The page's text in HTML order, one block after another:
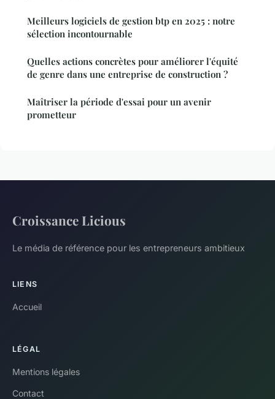
Meilleurs logiciels de gestion btp en 2025 : notre
sélection incontournable
Quelles actions concrètes pour améliorer l'équité
de genre dans une entreprise de construction ?
Maîtriser la période d'essai pour un avenir
prometteur
Croissance Licious
Le média de référence pour les entrepreneurs ambitieux
LIENS
Accueil
LÉGAL
Mentions légales
Contact